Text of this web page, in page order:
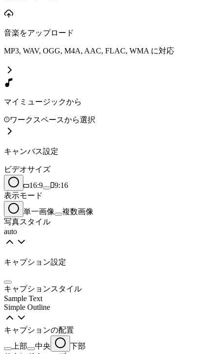
音楽をアップロード
MP3, WAV, OGG, M4A, AAC, FLAC, WMA に対応
マイミュージックから
ワークスペースから選択
キャンバス設定
ビデオサイズ
16:9
9:16
表示モード
単一画像
複数画像
写真スタイル
auto
キャプション設定
キャプションスタイル
Sample Text
Simple Outline
キャプションの配置
上部
中央
下部